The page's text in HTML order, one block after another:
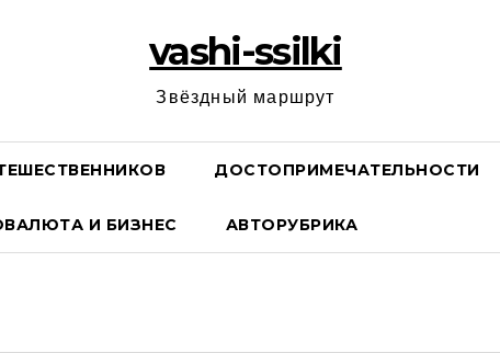
vashi-ssilki
Звёздный маршрут
ДОСТОПРИМЕЧАТЕЛЬНОСТИ
И БИЗНЕС АВТОРУБРИКА